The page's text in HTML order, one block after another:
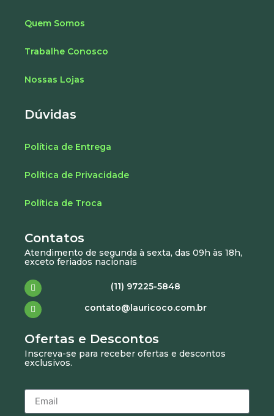
Quem Somos
Trabalhe Conosco
Nossas Lojas
Dúvidas
Política de Entrega
Política de Privacidade
Política de Troca
Contatos
Atendimento de segunda à sexta, das 09h às 18h,
exceto feriados nacionais
(11) 97225-5848
contato@lauricoco.com.br
Ofertas e Descontos
Inscreva-se para receber ofertas e descontos
exclusivos.